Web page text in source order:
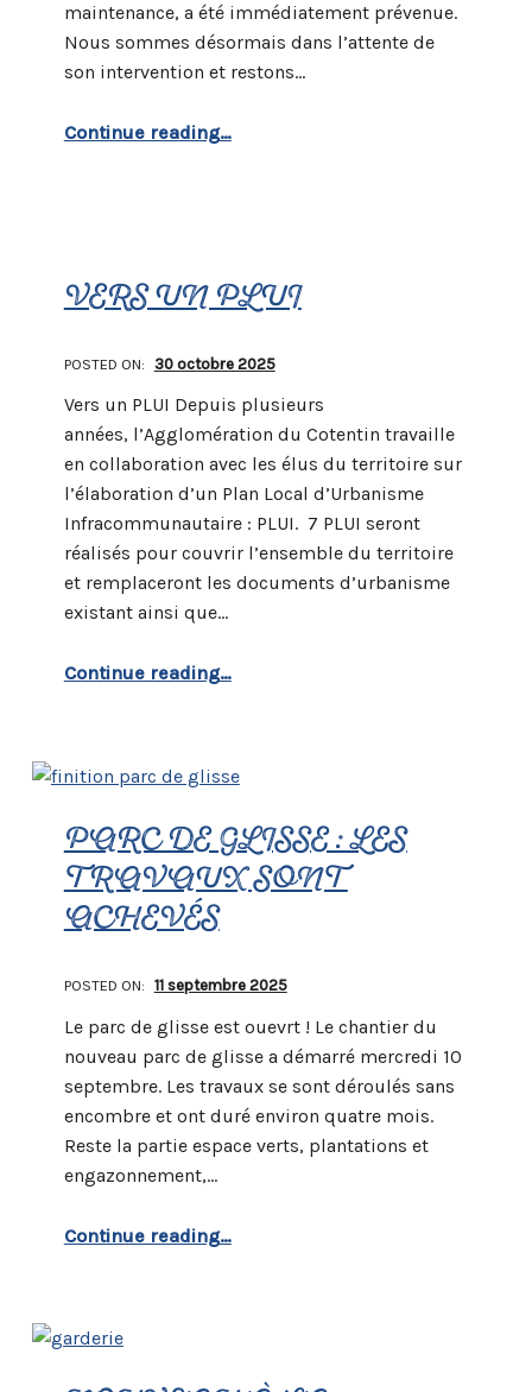
maintenance, a été immédiatement prévenue.
Nous sommes désormais dans l’attente de
son intervention et restons…
Continue reading“Eclairage public en cours de résolution”
…
VERS UN PLUI
POSTED ON: 30 octobre 2025
Vers un PLUI Depuis plusieurs
années, l’Agglomération du Cotentin travaille
en collaboration avec les élus du territoire sur
l’élaboration d’un Plan Local d’Urbanisme
Infracommunautaire : PLUI. 7 PLUI seront
réalisés pour couvrir l’ensemble du territoire
et remplaceront les documents d’urbanisme
existant ainsi que…
Continue reading…
PARC DE GLISSE : LES
TRAVAUX SONT
ACHEVÉS
POSTED ON: 11 septembre 2025
Le parc de glisse est ouevrt ! Le chantier du
nouveau parc de glisse a démarré mercredi 10
septembre. Les travaux se sont déroulés sans
encombre et ont duré environ quatre mois.
Reste la partie espace verts, plantations et
engazonnement,…
Continue reading“Parc de glisse : les travaux sont achevés”
…